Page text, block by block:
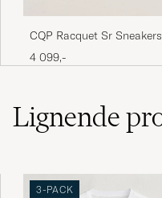
CQP Racquet Sr
White Leather
4 099,-
Lignende
3-PACK